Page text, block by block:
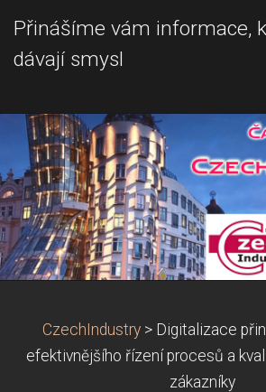
Přinášíme vám informace,
dávají smysl
CzechIndustry > Digitalizace
efektivnějšího řízení procesů a
zákazníky